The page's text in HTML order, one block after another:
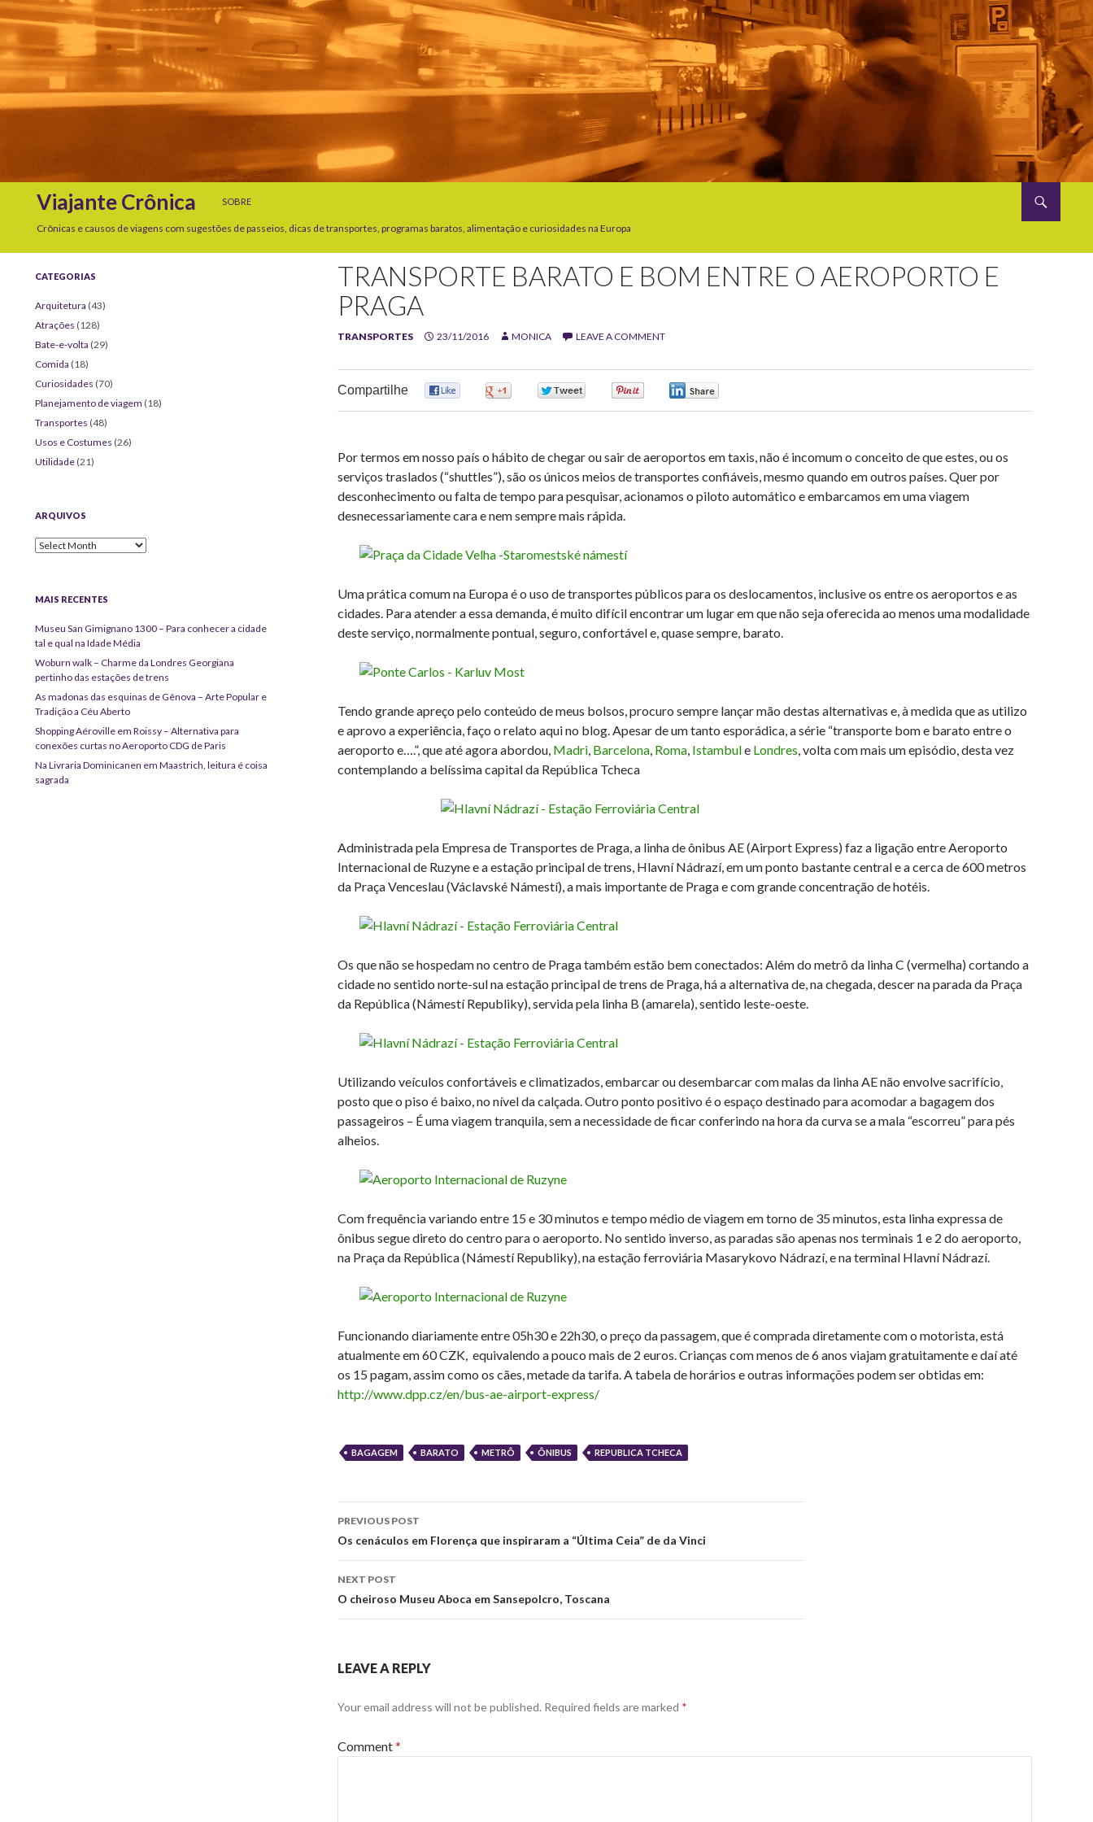
Viajante Crônica
Search
SOBRE
Crônicas e causos de viagens com sugestões de passeios, dicas de transportes, programas baratos, alimentação e curiosidades na Europa
TRANSPORTE BARATO E BOM ENTRE O AEROPORTO E
PRAGA
TRANSPORTES 23/11/2016 MONICA LEAVE A COMMENT
Compartilhe
Por termos em nosso país o hábito de chegar ou sair de aeroportos em taxis, não é incomum o conceito de que estes, ou os
serviços traslados (“shuttles”), são os únicos meios de transportes confiáveis, mesmo quando em outros países. Quer por
desconhecimento ou falta de tempo para pesquisar, acionamos o piloto automático e embarcamos em uma viagem
desnecessariamente cara e nem sempre mais rápida.
Uma prática comum na Europa é o uso de transportes públicos para os deslocamentos, inclusive os entre os aeroportos e as
cidades. Para atender a essa demanda, é muito difícil encontrar um lugar em que não seja oferecida ao menos uma modalidade
deste serviço, normalmente pontual, seguro, confortável e, quase sempre, barato.
Tendo grande apreço pelo conteúdo de meus bolsos, procuro sempre lançar mão destas alternativas e, à medida que as utilizo
e aprovo a experiência, faço o relato aqui no blog. Apesar de um tanto esporádica, a série “transporte bom e barato entre o
aeroporto e….”, que até agora abordou, Madri, Barcelona, Roma, Istambule Londres, volta com mais um episódio, desta vez
contemplando a belíssima capital da República Tcheca
Administrada pela Empresa de Transportes de Praga, a linha de ônibus AE (Airport Express) faz a ligação entre Aeroporto
Internacional de Ruzyne e a estação principal de trens, Hlavní Nádrazí, em um ponto bastante central e a cerca de 600 metros
da Praça Venceslau (Václavské Námestí), a mais importante de Praga e com grande concentração de hotéis.
Os que não se hospedam no centro de Praga também estão bem conectados: Além do metrô da linha C (vermelha) cortando a
cidade no sentido norte-sul na estação principal de trens de Praga, há a alternativa de, na chegada, descer na parada da Praça
da República (Námestí Republiky), servida pela linha B (amarela), sentido leste-oeste.
Utilizando veículos confortáveis e climatizados, embarcar ou desembarcar com malas da linha AE não envolve sacrifício,
posto que o piso é baixo, no nível da calçada. Outro ponto positivo é o espaço destinado para acomodar a bagagem dos
passageiros – É uma viagem tranquila, sem a necessidade de ficar conferindo na hora da curva se a mala “escorreu” para pés
alheios.
Com frequência variando entre 15 e 30 minutos e tempo médio de viagem em torno de 35 minutos, esta linha expressa de
ônibus segue direto do centro para o aeroporto. No sentido inverso, as paradas são apenas nos terminais 1 e 2 do aeroporto,
na Praça da República (Námestí Republiky), na estação ferroviária Masarykovo Nádrazí, e na terminal Hlavní Nádrazí.
Funcionando diariamente entre 05h30 e 22h30, o preço da passagem, que é comprada diretamente com o motorista, está
atualmente em 60 CZK, equivalendo a pouco mais de 2 euros. Crianças com menos de 6 anos viajam gratuitamente e daí até
os 15 pagam, assim como os cães, metade da tarifa. A tabela de horários e outras informações podem ser obtidas em:
http://www.dpp.cz/en/bus-ae-airport-express/
BAGAGEM BARATO METRÔ ÔNIBUS REPUBLICA TCHECA
Post
navigation
PREVIOUS POST
Os cenáculos em Florença que inspiraram a “Última Ceia” de da Vinci
NEXT POST
O cheiroso Museu Aboca em Sansepolcro, Toscana
LEAVE A REPLY
Your email address will not be published. Required fields are marked *
Comment*
CATEGORIAS
Arquitetura (43)
Atrações (128)
Bate-e-volta (29)
Comida (18)
Curiosidades (70)
Planejamento de viagem (18)
Transportes (48)
Usos e Costumes (26)
Utilidade (21)
ARQUIVOS
Arquivos
MAIS RECENTES
Museu San Gimignano 1300 – Para conhecer a cidade
tal e qual na Idade Média
Woburn walk – Charme da Londres Georgiana
pertinho das estações de trens
As madonas das esquinas de Gênova – Arte Popular e
Tradição a Céu Aberto
Shopping Aéroville em Roissy – Alternativa para
conexões curtas no Aeroporto CDG de Paris
Na Livraria Dominicanen em Maastrich, leitura é coisa
sagrada